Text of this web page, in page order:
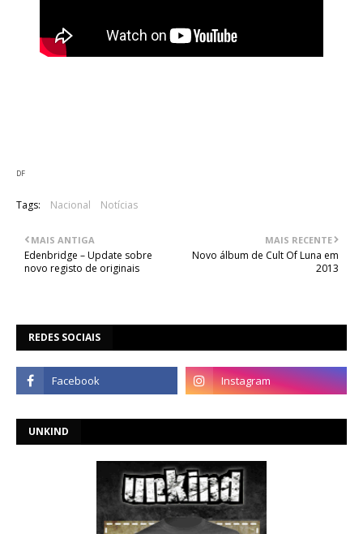
DF
Tags: Nacional Notícias
MAIS RECENTE
Novo álbum de Cult Of Luna em
2013
MAIS ANTIGA
Edenbridge – Update sobre
novo registo de originais
REDES SOCIAIS
UNKIND